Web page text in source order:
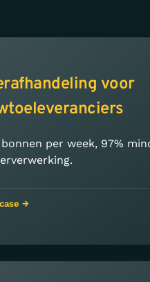
voor
per week, 97%
→